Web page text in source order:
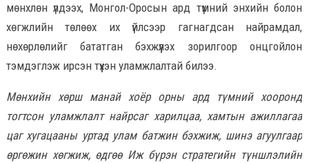
мөнхлөн үлдээх, Монгол-Оросын ард түмний энхийн болон
хөгжлийн төлөөх их үйлсээр гагнагдсан найрамдал,
нөхөрлөлийг бататган бэхжүүлэх зорилгоор онцгойлон
тэмдэглэж ирсэн түүхэн уламжлалтай билээ.
Мөнхийн хөрш манай хоёр орны ард түмний хооронд
тогтсон уламжлалт найрсаг харилцаа, хамтын ажиллагаа
цаг хугацааны уртад улам батжин бэхжиж, шинэ агуулгаар
өргөжин хөгжиж, өдгөө Иж бүрэн стратегийн түншлэлийн